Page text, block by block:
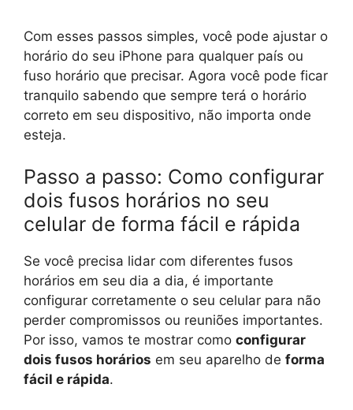
Com esses passos simples, você pode ajustar o
horário do seu iPhone para qualquer país ou
fuso horário que precisar. Agora você pode ficar
tranquilo sabendo que sempre terá o horário
correto em seu dispositivo, não importa onde
esteja.
Passo a passo: Como configurar
dois fusos horários no seu
celular de forma fácil e rápida
Se você precisa lidar com diferentes fusos
horários em seu dia a dia, é importante
configurar corretamente o seu celular para não
perder compromissos ou reuniões importantes.
Por isso, vamos te mostrar como configurar
dois fusos horários em seu aparelho de forma
fácil e rápida.